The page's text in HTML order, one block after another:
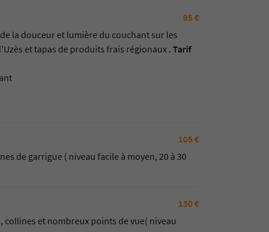
95 €
la douceur et lumière du couchant sur les
et tapas de produits frais régionaux .Tarif
105 €
de garrigue ( niveau facile à moyen, 20 à 30
130 €
et nombreux points de vue( niveau